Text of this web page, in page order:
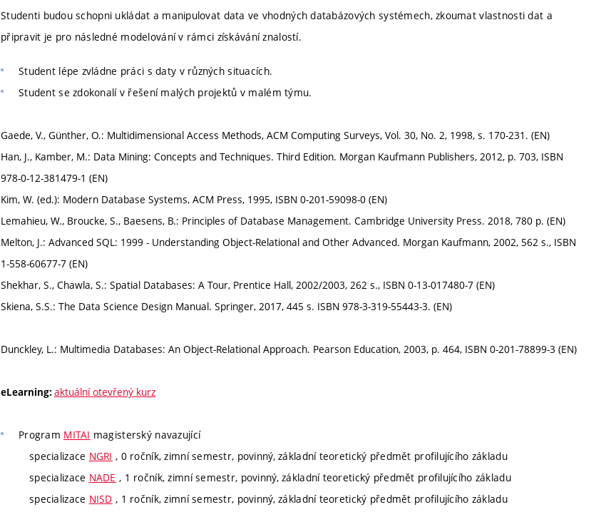
Studenti budou schopni ukládat a manipulovat data ve vhodných databázových systémech, zkoumat vlastnosti dat a
připravit je pro následné modelování v rámci získávání znalostí.
Student lépe zvládne práci s daty v různých situacích.
Student se zdokonalí v řešení malých projektů v malém týmu.
Gaede, V., Günther, O.: Multidimensional Access Methods, ACM Computing Surveys, Vol. 30, No. 2, 1998, s. 170-231. (EN)
Han, J., Kamber, M.: Data Mining: Concepts and Techniques. Third Edition. Morgan Kaufmann Publishers, 2012, p. 703, ISBN
978-0-12-381479-1 (EN)
Kim, W. (ed.): Modern Database Systems, ACM Press, 1995, ISBN 0-201-59098-0 (EN)
Lemahieu, W., Broucke, S., Baesens, B.: Principles of Database Management. Cambridge University Press. 2018, 780 p. (EN)
Melton, J.: Advanced SQL: 1999 - Understanding Object-Relational and Other Advanced. Morgan Kaufmann, 2002, 562 s., ISBN
1-558-60677-7 (EN)
Shekhar, S., Chawla, S.: Spatial Databases: A Tour, Prentice Hall, 2002/2003, 262 s., ISBN 0-13-017480-7 (EN)
Skiena, S.S.: The Data Science Design Manual. Springer, 2017, 445 s. ISBN 978-3-319-55443-3. (EN)
Dunckley, L.: Multimedia Databases: An Object-Relational Approach. Pearson Education, 2003, p. 464, ISBN 0-201-78899-3 (EN)
eLearning: aktuální otevřený kurz
Program MITAI magisterský navazující
specializace NGRI , 0 ročník, zimní semestr, povinný, základní teoretický předmět profilujícího základu
specializace NADE , 1 ročník, zimní semestr, povinný, základní teoretický předmět profilujícího základu
specializace NISD , 1 ročník, zimní semestr, povinný, základní teoretický předmět profilujícího základu